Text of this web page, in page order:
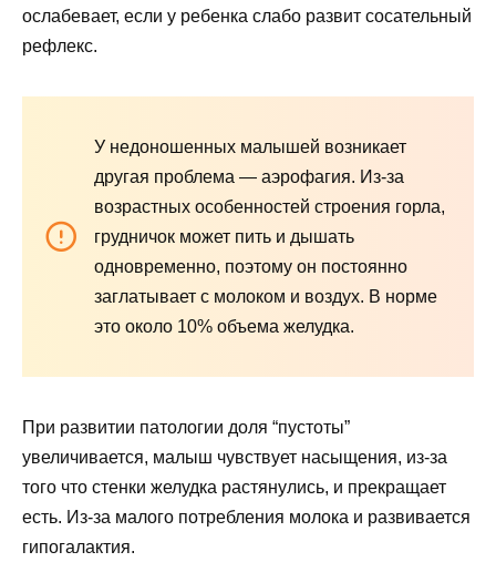
ослабевает, если у ребенка слабо развит сосательный
рефлекс.
У недоношенных малышей возникает
другая проблема — аэрофагия. Из-за
возрастных особенностей строения горла,
грудничок может пить и дышать
одновременно, поэтому он постоянно
заглатывает с молоком и воздух. В норме
это около 10% объема желудка.
При развитии патологии доля “пустоты”
увеличивается, малыш чувствует насыщения, из-за
того что стенки желудка растянулись, и прекращает
есть. Из-за малого потребления молока и развивается
гипогалактия.